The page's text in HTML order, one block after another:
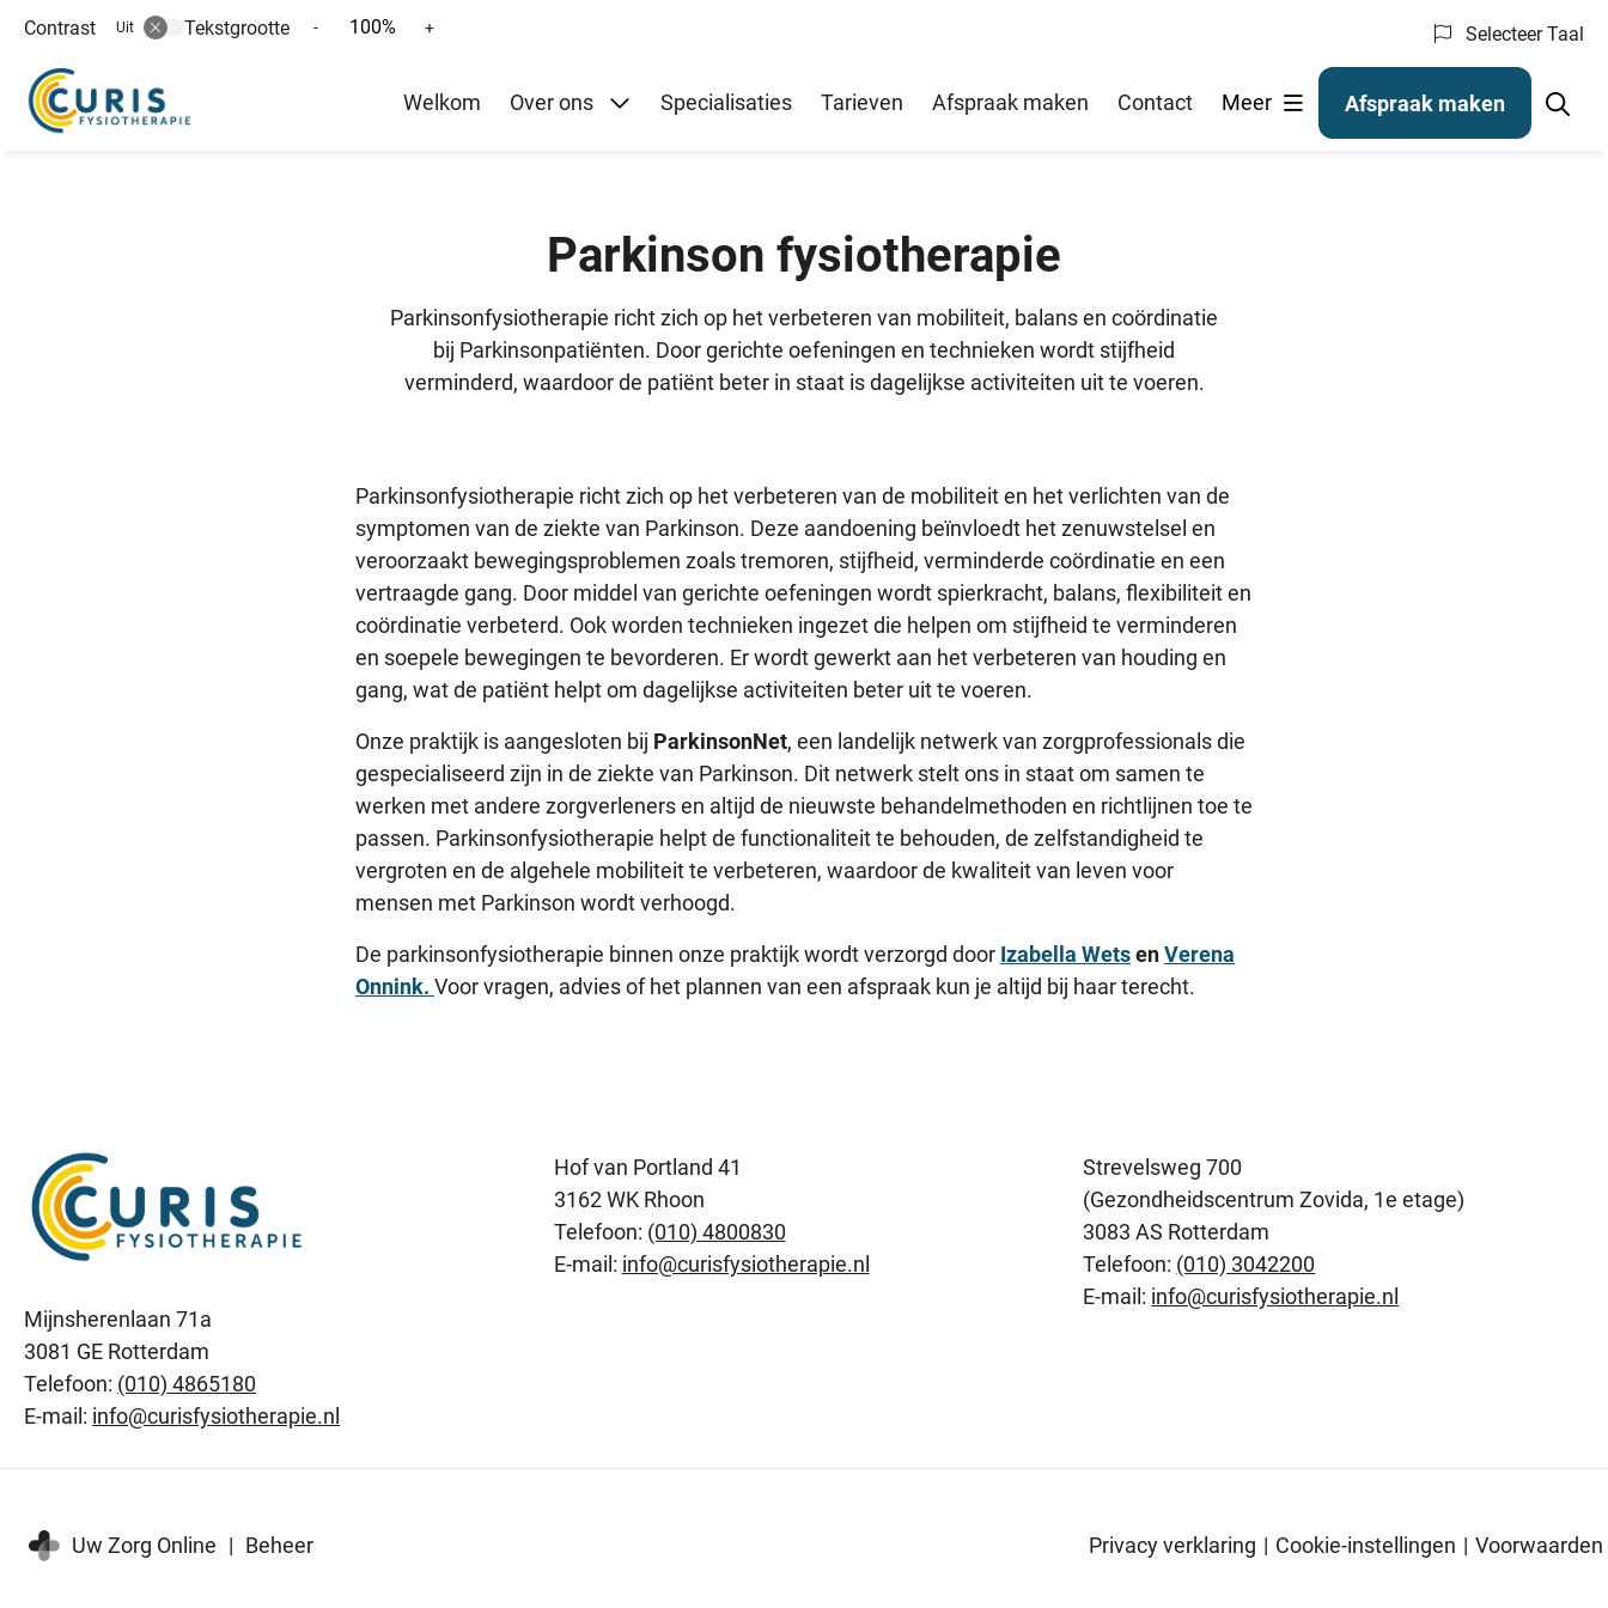
Contrast Uit Tekstgrootte
Tekst
- 100%
Tekst
10%
+ Selecteer Taal
menu
Welkom Over ons Submenu: Over ons
Specialisaties Tarieven Afspraak maken Contact Meer Afspraak maken
Parkinson fysiotherapie
Parkinsonfysiotherapie richt zich op het verbeteren van mobiliteit, balans en coördinatie
bij Parkinsonpatiënten. Door gerichte oefeningen en technieken wordt stijfheid
verminderd, waardoor de patiënt beter in staat is dagelijkse activiteiten uit te voeren.
Parkinsonfysiotherapie richt zich op het verbeteren van de mobiliteit en het verlichten van de
symptomen van de ziekte van Parkinson. Deze aandoening beïnvloedt het zenuwstelsel en
veroorzaakt bewegingsproblemen zoals tremoren, stijfheid, verminderde coördinatie en een
vertraagde gang. Door middel van gerichte oefeningen wordt spierkracht, balans, flexibiliteit en
coördinatie verbeterd. Ook worden technieken ingezet die helpen om stijfheid te verminderen
en soepele bewegingen te bevorderen. Er wordt gewerkt aan het verbeteren van houding en
gang, wat de patiënt helpt om dagelijkse activiteiten beter uit te voeren.
Onze praktijk is aangesloten bij ParkinsonNet, een landelijk netwerk van zorgprofessionals die
gespecialiseerd zijn in de ziekte van Parkinson. Dit netwerk stelt ons in staat om samen te
werken met andere zorgverleners en altijd de nieuwste behandelmethoden en richtlijnen toe te
passen. Parkinsonfysiotherapie helpt de functionaliteit te behouden, de zelfstandigheid te
vergroten en de algehele mobiliteit te verbeteren, waardoor de kwaliteit van leven voor
mensen met Parkinson wordt verhoogd.
De parkinsonfysiotherapie binnen onze praktijk wordt verzorgd door Izabella WetsenVerena
Onnink. Voor vragen, advies of het plannen van een afspraak kun je altijd bij haar terecht.
Mijnsherenlaan 71a
3081 GE Rotterdam
Telefoon: (010) 4865180
E-mail: info@curisfysiotherapie.nl
Hof van Portland 41
3162 WK Rhoon
Telefoon: (010) 4800830
E-mail: info@curisfysiotherapie.nl
Strevelsweg 700
(Gezondheidscentrum Zovida, 1e etage)
3083 AS Rotterdam
Telefoon: (010) 3042200
E-mail: info@curisfysiotherapie.nl
Uw Zorg Online | Beheer Privacy verklaring | Cookie-instellingen | Voorwaarden